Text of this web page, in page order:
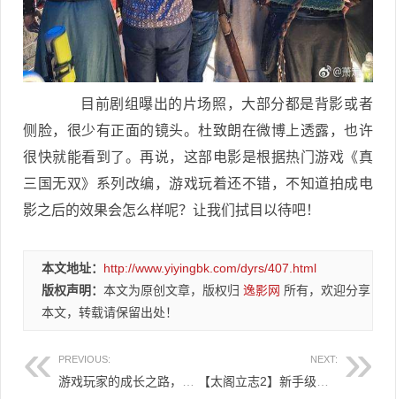
目前剧组曝出的片场照，大部分都是背影或者
侧脸，很少有正面的镜头。杜致朗在微博上透露，也许
很快就能看到了。再说，这部电影是根据热门游戏《真
三国无双》系列改编，游戏玩着还不错，不知道拍成电
影之后的效果会怎么样呢？让我们拭目以待吧！
本文地址： http://www.yiyingbk.com/dyrs/407.html
版权声明： 本文为原创文章，版权归 逸影网 所有，欢迎分享
本文，转载请保留出处！
PREVIOUS: NEXT: